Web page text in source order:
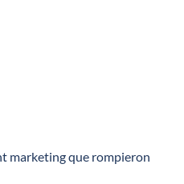
marketing que rompieron